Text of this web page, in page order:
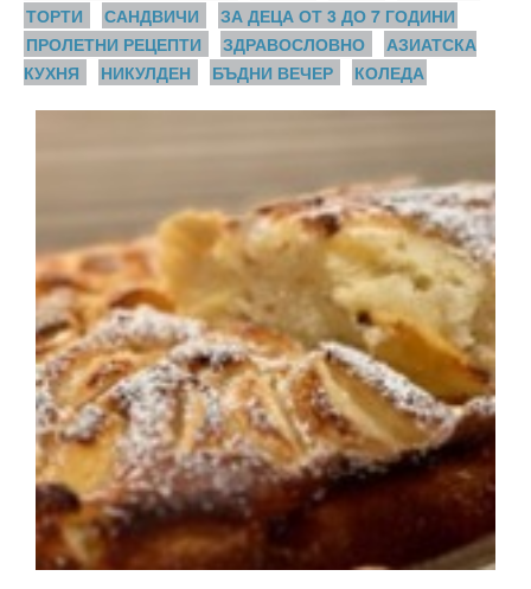
ТОРТИ
САНДВИЧИ
ЗА ДЕЦА ОТ 3 ДО 7 ГОДИНИ
ПРОЛЕТНИ РЕЦЕПТИ
ЗДРАВОСЛОВНО
АЗИАТСКА
КУХНЯ
НИКУЛДЕН БЪДНИ ВЕЧЕР КОЛЕДА